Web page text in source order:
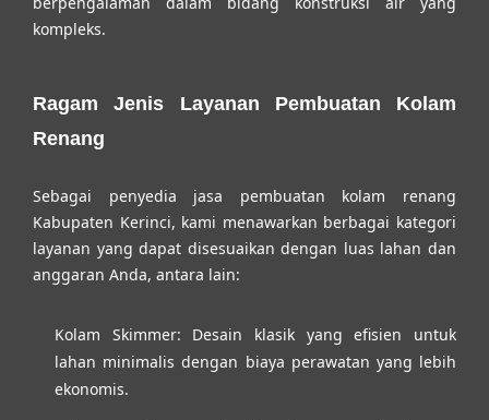
kompleks.
Ragam Jenis Layanan Pembuatan Kolam
Renang
Sebagai penyedia jasa pembuatan kolam renang
Kabupaten Kerinci, kami menawarkan berbagai kategori
layanan yang dapat disesuaikan dengan luas lahan dan
anggaran Anda, antara lain:
Kolam Skimmer: Desain klasik yang efisien untuk
lahan minimalis dengan biaya perawatan yang lebih
ekonomis.